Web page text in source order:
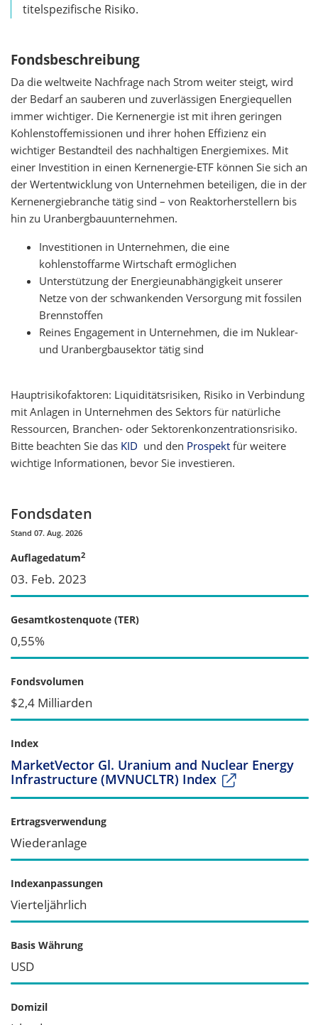
titelspezifische Risiko.
Fondsbeschreibung
Da die weltweite Nachfrage nach Strom weiter steigt, wird
der Bedarf an sauberen und zuverlässigen Energiequellen
immer wichtiger. Die Kernenergie ist mit ihren geringen
Kohlenstoffemissionen und ihrer hohen Effizienz ein
wichtiger Bestandteil des nachhaltigen Energiemixes. Mit
einer Investition in einen Kernenergie-ETF können Sie sich an
der Wertentwicklung von Unternehmen beteiligen, die in der
Kernenergiebranche tätig sind – von Reaktorherstellern bis
hin zu Uranbergbauunternehmen.
Investitionen in Unternehmen, die eine
kohlenstoffarme Wirtschaft ermöglichen
Unterstützung der Energieunabhängigkeit unserer
Netze von der schwankenden Versorgung mit fossilen
Brennstoffen
Reines Engagement in Unternehmen, die im Nuklear-
und Uranbergbausektor tätig sind
Hauptrisikofaktoren: Liquiditätsrisiken, Risiko in Verbindung
mit Anlagen in Unternehmen des Sektors für natürliche
Ressourcen, Branchen- oder Sektorenkonzentrationsrisiko.
Bitte beachten Sie das KID und den Prospekt für weitere
wichtige Informationen, bevor Sie investieren.
Fondsdaten
Stand 07. Aug. 2026
Auflagedatum2
03. Feb. 2023
Gesamtkostenquote (TER)
0,55%
Fondsvolumen
$2,4 Milliarden
Index
MarketVector Gl. Uranium and Nuclear Energy
Infrastructure (MVNUCLTR) Index
Ertragsverwendung
Wiederanlage
Indexanpassungen
Vierteljährlich
Basis Währung
USD
Domizil